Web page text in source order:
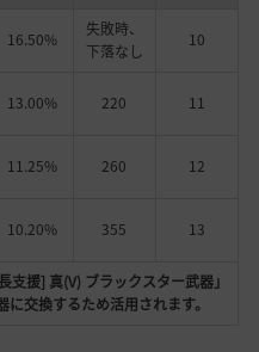
16.50%
失敗時、
下落なし
10
13.00% 220 11
11.25% 260 12
10.20% 355 13
支援] 真(V) ブラックスター武器」
交換するため活用されます。